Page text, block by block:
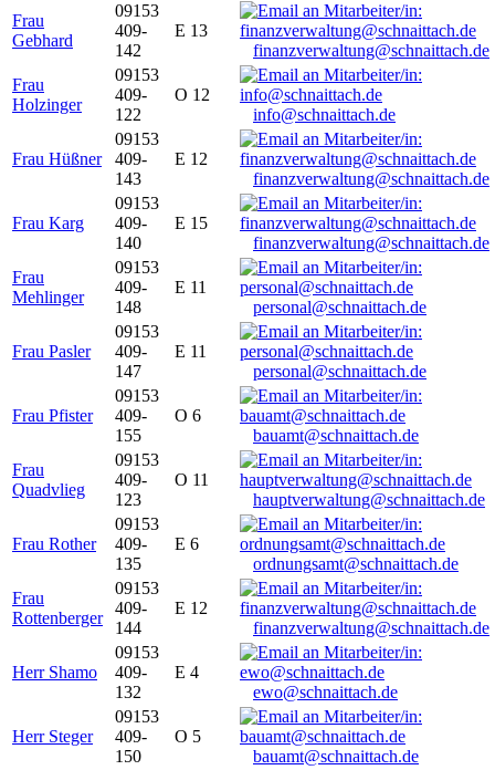
Frau
Gebhard
09153
409-
142
E 13
finanzverwaltung@schnaittach.de
Frau
Holzinger
09153
409-
122
O 12
info@schnaittach.de
Frau Hüßner
09153
409-
143
E 12
finanzverwaltung@schnaittach.de
Frau Karg
09153
409-
140
E 15
finanzverwaltung@schnaittach.de
Frau
Mehlinger
09153
409-
148
E 11
personal@schnaittach.de
Frau Pasler
09153
409-
147
E 11
personal@schnaittach.de
Frau Pfister
09153
409-
155
O 6
bauamt@schnaittach.de
Frau
Quadvlieg
09153
409-
123
O 11
hauptverwaltung@schnaittach.de
Frau Rother
09153
409-
135
E 6
ordnungsamt@schnaittach.de
Frau
Rottenberger
09153
409-
144
E 12
finanzverwaltung@schnaittach.de
Herr Shamo
09153
409-
132
E 4
ewo@schnaittach.de
Herr Steger
09153
409-
150
O 5
bauamt@schnaittach.de